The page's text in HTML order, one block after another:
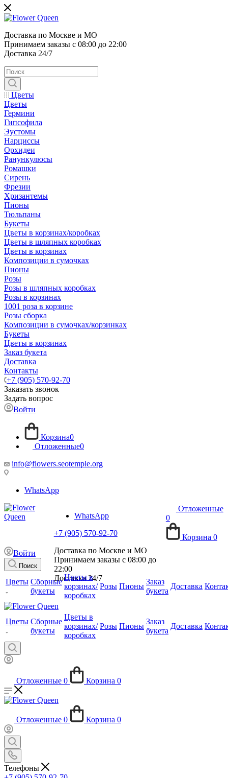
Доставка по Москве и МО
Принимаем заказы с 08:00 до 22:00
Доставка 24/7
Цветы
Цветы
Гермини
Гипсофила
Эустомы
Нарциссы
Орхидеи
Ранункулюсы
Ромашки
Сирень
Фрезии
Хризантемы
Пионы
Тюльпаны
Букеты
Цветы в корзинах/коробках
Цветы в шляпных коробках
Цветы в корзинах
Композиции в сумочках
Пионы
Розы
Розы в шляпных коробках
Розы в корзинах
1001 роза в корзине
Розы сборка
Композиции в сумочках/корзинках
Букеты
Цветы в корзинах
Заказ букета
Доставка
Контакты
+7 (905) 570-92-70
Заказать звонок
Задать вопрос
Войти
Корзина0
Отложенные0
info@flowers.seotemple.org
WhatsApp
WhatsApp
+7 (905) 570-92-70
Доставка по Москве и МО
Принимаем заказы с 08:00 до
22:00
Доставка 24/7
Отложенные
0
Корзина 0
Войти
Поиск
Цветы Сборные
букеты
Цветы в
корзинах/
коробках
Розы Пионы
Заказ
букета
Доставка
Цветы Сборные
букеты
Цветы в
корзинах/
коробках
Розы Пионы
Заказ
букета
Доставка
Отложенные 0 Корзина 0
Отложенные 0 Корзина 0
Телефоны